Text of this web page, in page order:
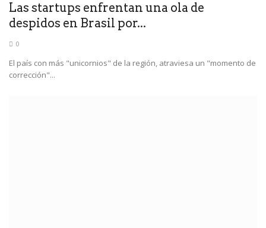
Las startups enfrentan una ola de
despidos en Brasil por...
0
El país con más "unicornios" de la región, atraviesa un "momento de
corrección"...